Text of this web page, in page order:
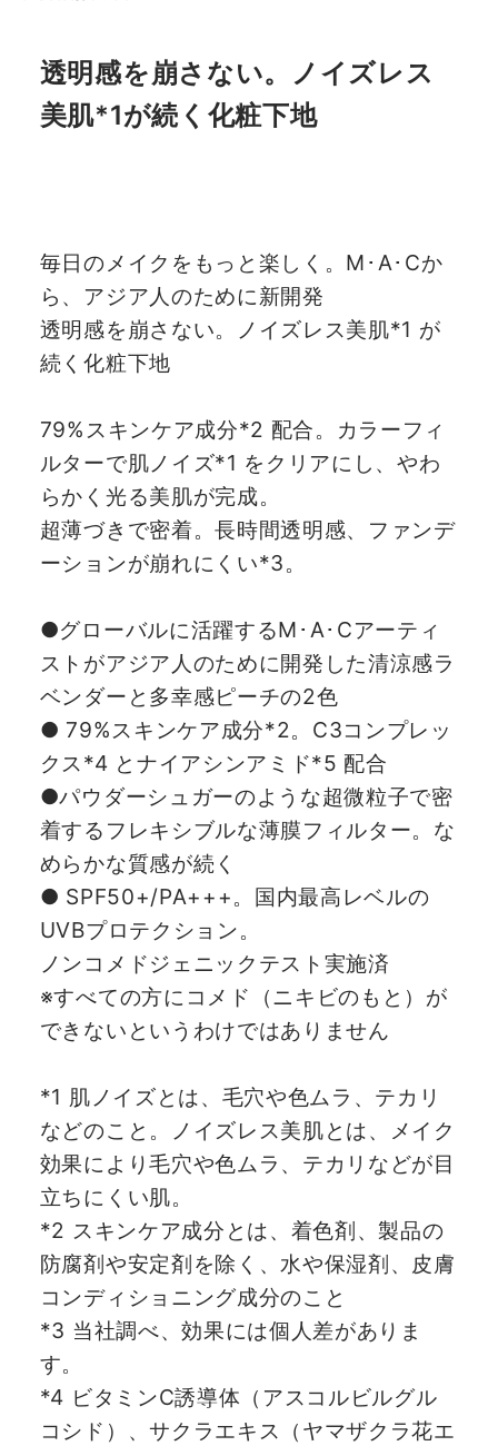
透明感を崩さない。ノイズレス
美肌*1が続く化粧下地
毎日のメイクをもっと楽しく。M･A･Cか
ら、アジア人のために新開発
透明感を崩さない。ノイズレス美肌*1 が
続く化粧下地
79%スキンケア成分*2 配合。カラーフィ
ルターで肌ノイズ*1 をクリアにし、やわ
らかく光る美肌が完成。
超薄づきで密着。長時間透明感、ファンデ
ーションが崩れにくい*3。
●グローバルに活躍するM･A･Cアーティ
ストがアジア人のために開発した清涼感ラ
ベンダーと多幸感ピーチの2色
● 79%スキンケア成分*2。C3コンプレッ
クス*4 とナイアシンアミド*5 配合
●パウダーシュガーのような超微粒子で密
着するフレキシブルな薄膜フィルター。な
めらかな質感が続く
● SPF50+/PA+++。国内最高レベルの
UVBプロテクション。
ノンコメドジェニックテスト実施済
※すべての方にコメド（ニキビのもと）が
できないというわけではありません
*1 肌ノイズとは、毛穴や色ムラ、テカリ
などのこと。ノイズレス美肌とは、メイク
効果により毛穴や色ムラ、テカリなどが目
立ちにくい肌。
*2 スキンケア成分とは、着色剤、製品の
防腐剤や安定剤を除く、水や保湿剤、皮膚
コンディショニング成分のこと
*3 当社調べ、効果には個人差がありま
す。
*4 ビタミンC誘導体（アスコルビルグル
コシド）、サクラエキス（ヤマザクラ花エ